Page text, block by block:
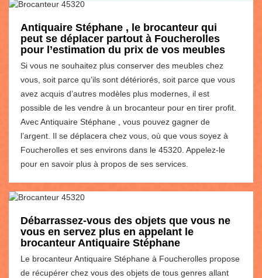
Antiquaire Stéphane , le brocanteur qui
peut se déplacer partout à Foucherolles
pour l’estimation du prix de vos meubles
Si vous ne souhaitez plus conserver des meubles chez
vous, soit parce qu’ils sont détériorés, soit parce que vous
avez acquis d’autres modèles plus modernes, il est
possible de les vendre à un brocanteur pour en tirer profit.
Avec Antiquaire Stéphane , vous pouvez gagner de
l’argent. Il se déplacera chez vous, où que vous soyez à
Foucherolles et ses environs dans le 45320. Appelez-le
pour en savoir plus à propos de ses services.
Débarrassez-vous des objets que vous ne
vous en servez plus en appelant le
brocanteur Antiquaire Stéphane
Le brocanteur Antiquaire Stéphane à Foucherolles propose
de récupérer chez vous des objets de tous genres allant